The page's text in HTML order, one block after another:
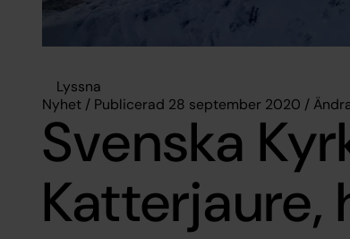
Lyssna
Nyhet / Publicerad 28 september 2020 /
Svenska
Katterjaure,